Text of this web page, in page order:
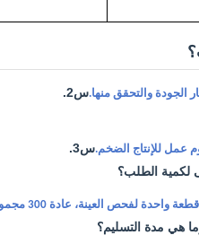
الجودة والتحقق منها.س2.
س3.
لكمية الطلب؟
عادة 300 مجموعة للطلبات المخصصة.
هي مدة التسليم؟